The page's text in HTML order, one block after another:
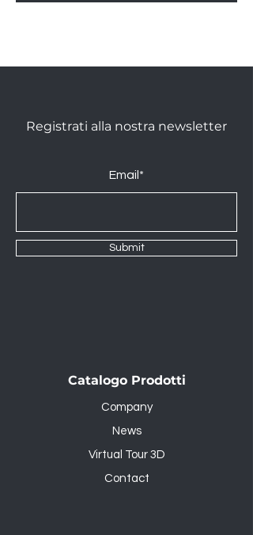
Registrati alla nostra newsletter
Email*
Submit
Catalogo Prodotti
Company
News
Virtual Tour 3D
Contact